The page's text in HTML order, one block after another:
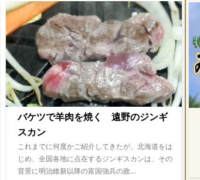
バケツで羊肉を焼く 遠野のジンギ
スカン
これまでに何度かご紹介してきたが、北海道をは
じめ、全国各地に点在するジンギスカンは、その
背景に明治維新以降の富国強兵の政…